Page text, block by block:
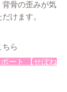
背骨の歪みが気
けます。
ら
ート 【せぼね